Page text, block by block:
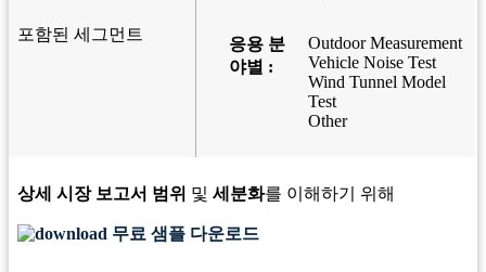
포함된 세그먼트
응용 분
야별 :
Outdoor Measurement
Vehicle Noise Test
Wind Tunnel Model
Test
Other
상세 시장 보고서 범위 및 세분화를 이해하기 위해
무료 샘플 다운로드